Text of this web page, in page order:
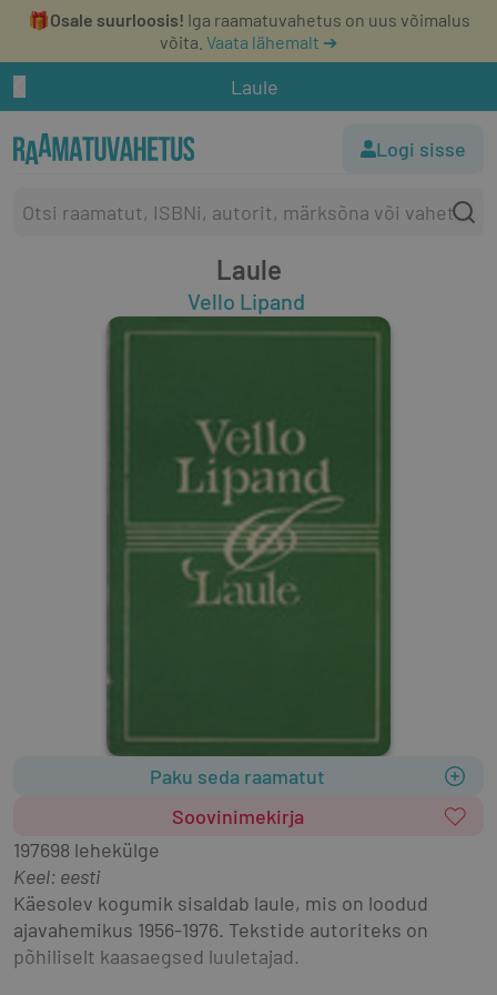
🎁Osale suurloosis! Iga raamatuvahetus on uus võimalus
võita. Vaata lähemalt ➔
Laule
Logi sisse
Laule
Vello Lipand
Paku seda raamatut
Soovinimekirja
197698 lehekülge
Keel: eesti
Käesolev kogumik sisaldab laule, mis on loodud
ajavahemikus 1956-1976. Tekstide autoriteks on
põhiliselt kaasaegsed luuletajad.